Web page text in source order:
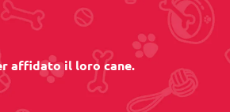
affidato il loro cane.